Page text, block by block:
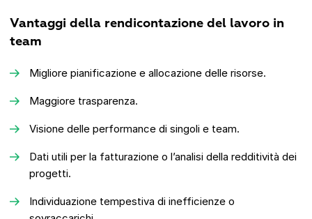
Vantaggi della rendicontazione del lavoro in
team
Migliore pianificazione e allocazione delle risorse.
Maggiore trasparenza.
Visione delle performance di singoli e team.
Dati utili per la fatturazione o l’analisi della redditività dei
progetti.
Individuazione tempestiva di inefficienze o